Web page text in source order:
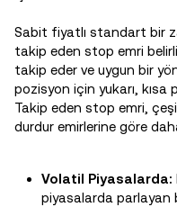
Sabit fiyatlı standart bir
takip eden stop emri
takip eder ve uygun bir
pozisyon için yukarı, kısa
Takip eden stop emri,
durdur emirlerine göre
Volatil Piyasalarda:
piyasalarda parlayan